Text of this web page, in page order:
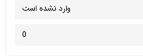
وارد نشده است
0